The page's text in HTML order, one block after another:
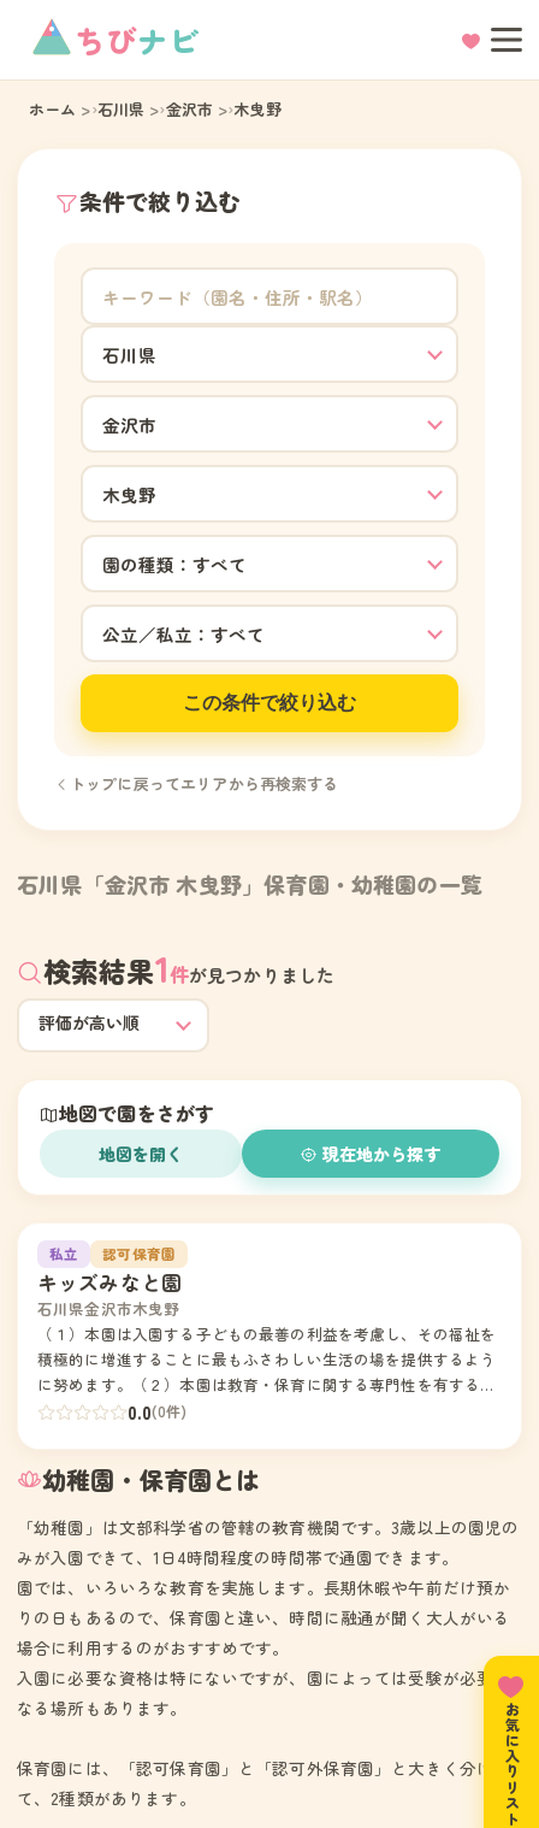
ちびナビ
ホーム 石川県 金沢市 木曳野
条件で絞り込む
この条件で絞り込む
トップに戻ってエリアから再検索する
石川県「金沢市 木曳野」保育園・幼稚園の一覧
検索結果1件が見つかりました
地図で園をさがす
地図を開く 現在地から探す
1私立 認可保育園
キッズみなと園
石川県金沢市木曳野
（１）本園は入園する子どもの最善の利益を考慮し、その福祉を
積極的に増進することに最もふさわしい生活の場を提供するよう
に努めます。（２）本園は教育・保育に関する専門性を有する職
員が家庭との緊密な連携の下に、子どもの状況や発達過程を踏ま
ども・保護者・地域に信頼されるよう努めます。(4)本園は、安
身体が育つよう教育・保育（養護）を行います。（５）本園は、
「金沢市児童福祉法に基づく児童福祉施設の設備及び運営に関す
る基準を定める条例」その他関係法令・通知等を尊守し、事業を
実施するものとする。（１）本園は、幼保連携型認定こども園教
育・保育要領を踏まえ、保育所保育指針及び幼稚園教育要領に基
づく、特定教育・保育の提供を適切に行う。（２）障害児受け入
れを行い、障害児保育の形態は健常児との統合保育で行う。
（３）子育て支援事業の内容については、就学前の子どもに関す
0.0(0件)
幼稚園・保育園とは
「幼稚園」は文部科学省の管轄の教育機関です。3歳以上の園児の
みが入園できて、1日4時間程度の時間帯で通園できます。
園では、いろいろな教育を実施します。長期休暇や午前だけ預か
りの日もあるので、保育園と違い、時間に融通が聞く大人がいる
場合に利用するのがおすすめです。
入園に必要な資格は特にないですが、園によっては受験が必要と
なる場所もあります。
保育園には、「認可保育園」と「認可外保育園」と大きく分け
て、2種類があります。
お気に入りリスト